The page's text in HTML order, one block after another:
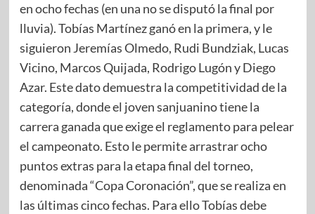
en ocho fechas (en una no se disputó la final por
lluvia). Tobías Martínez ganó en la primera, y le
siguieron Jeremías Olmedo, Rudi Bundziak, Lucas
Vicino, Marcos Quijada, Rodrigo Lugón y Diego
Azar. Este dato demuestra la competitividad de la
categoría, donde el joven sanjuanino tiene la
carrera ganada que exige el reglamento para pelear
el campeonato. Esto le permite arrastrar ocho
puntos extras para la etapa final del torneo,
denominada “Copa Coronación”, que se realiza en
las últimas cinco fechas. Para ello Tobías debe